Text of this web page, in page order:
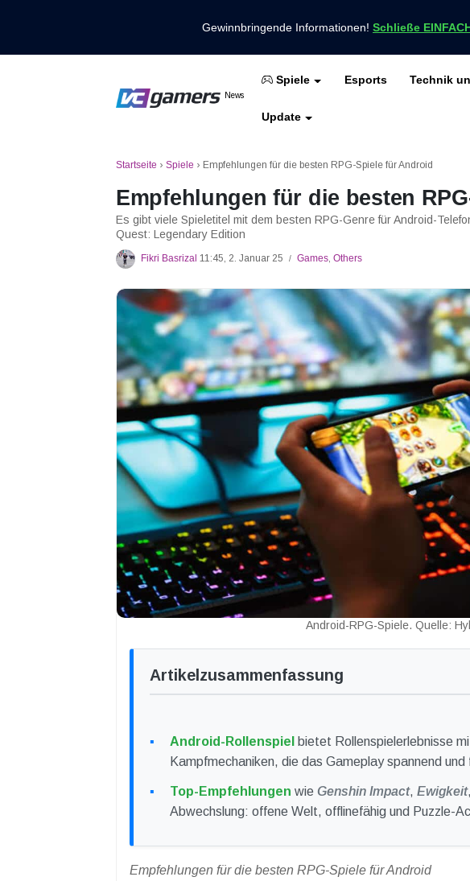
Gewinnbringende Informationen! Schließe
VCGamers-Neuigkeiten
News
Holen Sie sich die neuesten Spielnachrichten nur bei VCGamers
Spiele Esports Technik
Update
Freies Feuer
Startseite › Spiele › Empfehlungen für die besten RPG-Spiele für Android
Empfehlungen für die besten
Es gibt viele Spieletitel mit dem besten RPG-Genre für Android-
Quest: Legendary Edition
Fikri Basrizal 11:45, 2. Januar 25 / Games, Others
Android-RPG-Spiele. Quelle:
Artikelzusammenfassung
Android-Rollenspiel bietet Rollenspielerlebnisse
Kampfmechaniken, die das Gameplay spannend
Top-Empfehlungen wie Genshin Impact, Ewigkeit
Abwechslung: offene Welt, offlinefähig und Puzzle-
Empfehlungen für die besten RPG-Spiele für Android